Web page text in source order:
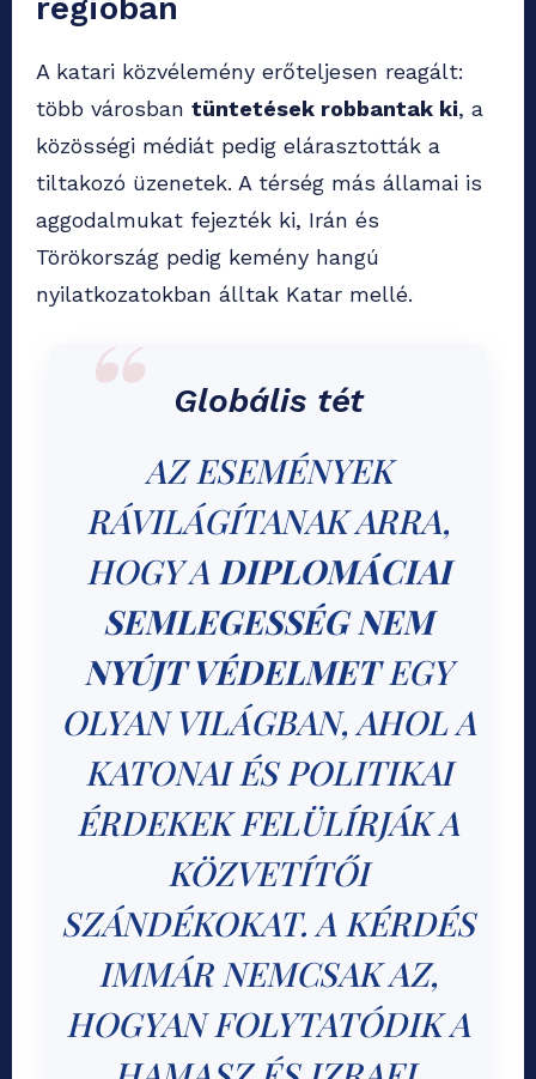
régióban
A katari közvélemény erőteljesen reagált:
több városban tüntetések robbantak ki, a
közösségi médiát pedig elárasztották a
tiltakozó üzenetek. A térség más államai is
aggodalmukat fejezték ki, Irán és
Törökország pedig kemény hangú
nyilatkozatokban álltak Katar mellé.
Globális tét
AZ ESEMÉNYEK
RÁVILÁGÍTANAK ARRA,
HOGY ADIPLOMÁCIAI
SEMLEGESSÉG NEM
NYÚJT VÉDELMETEGY
OLYAN VILÁGBAN, AHOL A
KATONAI ÉS POLITIKAI
ÉRDEKEK FELÜLÍRJÁK A
KÖZVETÍTŐI
SZÁNDÉKOKAT. A KÉRDÉS
IMMÁR NEMCSAK AZ,
HOGYAN FOLYTATÓDIK A